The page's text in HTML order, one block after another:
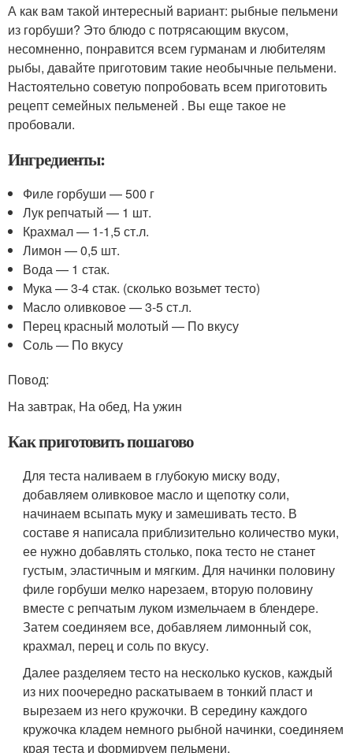
А как вам такой интересный вариант: рыбные пельмени
из горбуши? Это блюдо с потрясающим вкусом,
несомненно, понравится всем гурманам и любителям
рыбы, давайте приготовим такие необычные пельмени.
Настоятельно советую попробовать всем приготовить
рецепт семейных пельменей . Вы еще такое не
пробовали.
Ингредиенты:
Филе горбуши — 500 г
Лук репчатый — 1 шт.
Крахмал — 1-1,5 ст.л.
Лимон — 0,5 шт.
Вода — 1 стак.
Мука — 3-4 стак. (сколько возьмет тесто)
Масло оливковое — 3-5 ст.л.
Перец красный молотый — По вкусу
Соль — По вкусу
Повод:
На завтрак, На обед, На ужин
Как приготовить пошагово
Для теста наливаем в глубокую миску воду,
добавляем оливковое масло и щепотку соли,
начинаем всыпать муку и замешивать тесто. В
составе я написала приблизительно количество муки,
ее нужно добавлять столько, пока тесто не станет
густым, эластичным и мягким. Для начинки половину
филе горбуши мелко нарезаем, вторую половину
вместе с репчатым луком измельчаем в блендере.
Затем соединяем все, добавляем лимонный сок,
крахмал, перец и соль по вкусу.
Далее разделяем тесто на несколько кусков, каждый
из них поочередно раскатываем в тонкий пласт и
вырезаем из него кружочки. В середину каждого
кружочка кладем немного рыбной начинки, соединяем
края теста и формируем пельмени.